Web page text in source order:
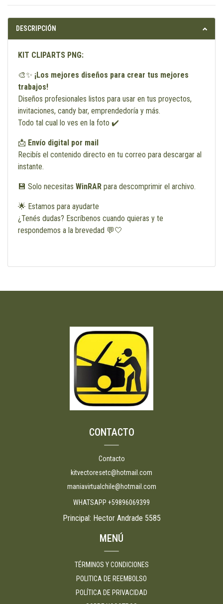
DESCRIPCIÓN
KIT CLIPARTS PNG:
🎨✨ ¡Los mejores diseños para crear tus mejores
trabajos!
Diseños profesionales listos para usar en tus proyectos,
invitaciones, candy bar, emprendedoría y más.
Todo tal cual lo ves en la foto ✔️
📩 Envío digital por mail
Recibís el contenido directo en tu correo para descargar al
instante.
💾 Solo necesitas WinRAR para descomprimir el archivo.
🌟 Estamos para ayudarte
¿Tenés dudas? Escríbenos cuando quieras y te
respondemos a la brevedad 💬🤍
CONTACTO
Contacto
kitvectoresetc@hotmail.com
maniavirtualchile@hotmail.com
WHATSAPP +59896069399
Principal: Hector Andrade 5585
MENÚ
TÉRMINOS Y CONDICIONES
POLITICA DE REEMBOLSO
POLÍTICA DE PRIVACIDAD